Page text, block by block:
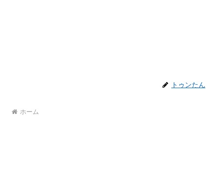
トゥンたん
ホーム